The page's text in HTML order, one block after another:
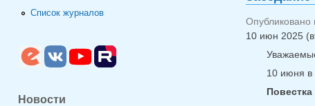
Опубликовано
10 июн 2025
10 июня в
Повестка
Список журналов
Новости